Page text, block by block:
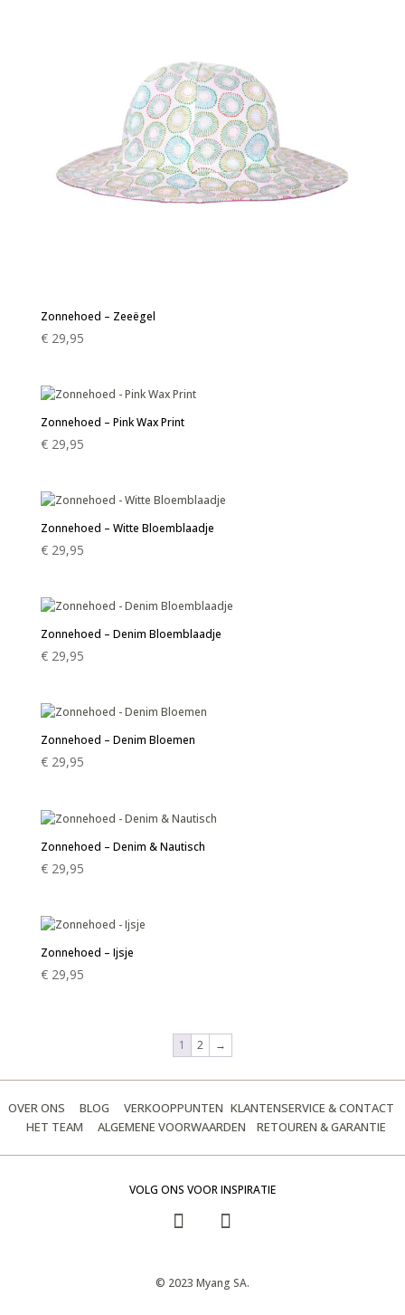
Zonnehoed – Zeeëgel
€29,95
Zonnehoed – Pink Wax Print
€29,95
Zonnehoed – Witte Bloemblaadje
€29,95
Zonnehoed – Denim Bloemblaadje
€29,95
Zonnehoed – Denim Bloemen
€29,95
Zonnehoed – Denim & Nautisch
€29,95
Zonnehoed – Ijsje
€29,95
1 2 →
OVER ONS BLOG VERKOOPPUNTEN KLANTENSERVICE & CONTACT
HET TEAM
ALGEMENE VOORWAARDEN RETOUREN & GARANTIE
VOLG ONS VOOR INSPIRATIE
© 2023 Myang SA.